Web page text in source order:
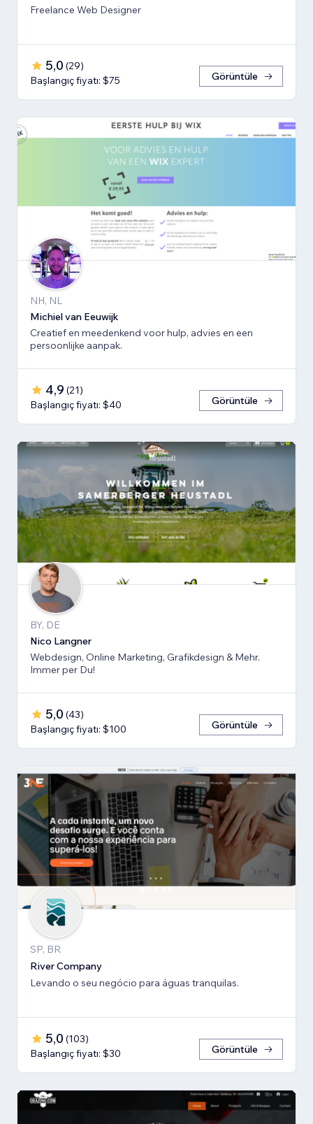
Freelance Web Designer
5,0 (29)
Başlangıç fiyatı: $75
Görüntüle
NH, NL
Michiel van Eeuwijk
Creatief en meedenkend voor hulp, advies en een
persoonlijke aanpak.
4,9 (21)
Başlangıç fiyatı: $40
Görüntüle
BY, DE
Nico Langner
Webdesign, Online Marketing, Grafikdesign & Mehr.
Immer per Du!
5,0 (43)
Başlangıç fiyatı: $100
Görüntüle
SP, BR
River Company
Levando o seu negócio para águas tranquilas.
5,0 (103)
Başlangıç fiyatı: $30
Görüntüle